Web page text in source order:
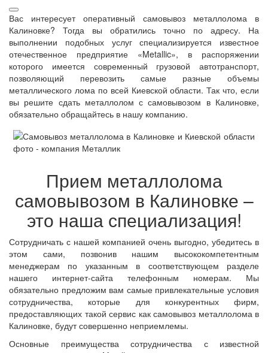
Вас интересует оперативный самовывоз металлолома в
Калиновке? Тогда вы обратились точно по адресу. На
выполнении подобных услуг специализируется известное
отечественное предприятие «Metallic», в распоряжении
которого имеется современный грузовой автотранспорт,
позволяющий перевозить самые разные объемы
металлического лома по всей Киевской области. Так что, если
вы решите сдать металлолом с самовывозом в Калиновке,
обязательно обращайтесь в нашу компанию.
Прием металлолома
самовывозом в Калиновке –
это наша специализация!
Сотрудничать с нашей компанией очень выгодно, убедитесь в
этом сами, позвонив нашим высококомпетентным
менеджерам по указанным в соответствующем разделе
нашего интернет-сайта телефонным номерам. Мы
обязательно предложим вам самые привлекательные условия
сотрудничества, которые для конкурентных фирм,
предоставляющих такой сервис как самовывоз металлолома в
Калиновке, будут совершенно неприемлемы.
Основные преимущества сотрудничества с известной